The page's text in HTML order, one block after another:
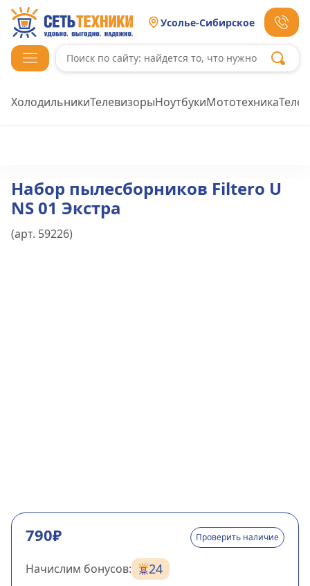
Усолье-Сибирское
ХолодильникиТелевизорыНоутбукиМототехника
Набор пылесборников Filtero U
NS 01 Экстра
(арт. 59226)
790₽ Проверить наличие
Начислим бонусов: 24